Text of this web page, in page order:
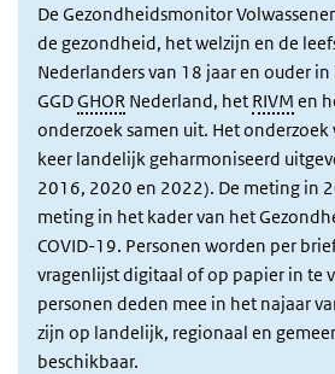
De Gezondheidsmonitor
de gezondheid, het welzijn en de
Nederlanders van 18 jaar en ouder in
GGDGHOR Nederland, het RIVM en
onderzoek samen uit. Het
keer landelijk geharmoniseerd
2016, 2020 en 2022). De meting in
meting in het kader van het
COVID-19. Personen worden per
vragenlijst digitaal of op papier in te
personen deden mee in het najaar
zijn op landelijk, regionaal en
beschikbaar.